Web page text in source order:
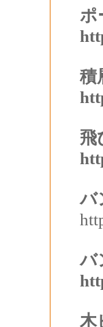
ポ
積
飛
バ
バ
木